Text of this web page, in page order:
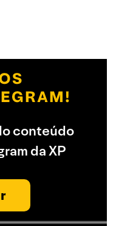
conteúdo
da XP